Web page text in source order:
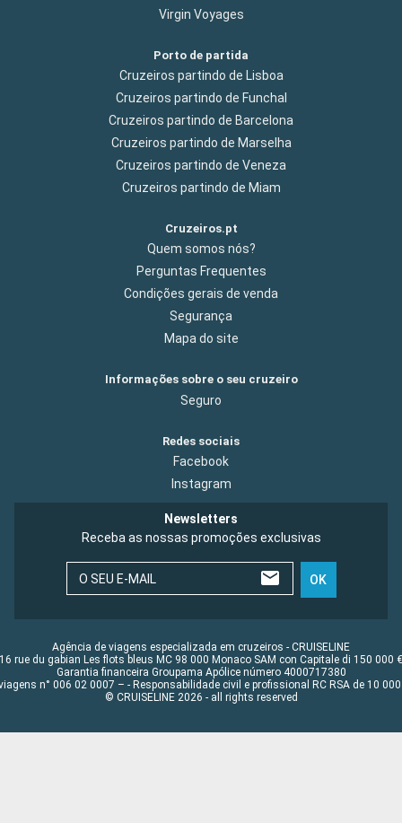
Virgin Voyages
Porto de partida
Cruzeiros partindo de Lisboa
Cruzeiros partindo de Funchal
Cruzeiros partindo de Barcelona
Cruzeiros partindo de Marselha
Cruzeiros partindo de Veneza
Cruzeiros partindo de Miam
Cruzeiros.pt
Quem somos nós?
Perguntas Frequentes
Condições gerais de venda
Segurança
Mapa do site
Informações sobre o seu cruzeiro
Seguro
Redes sociais
Facebook
Instagram
Newsletters
Receba as nossas promoções exclusivas
O SEU E-MAIL OK
Agência de viagens especializada em cruzeiros - CRUISELINE
16 rue du gabian Les flots bleus MC 98 000 Monaco SAM con Capitale di 150 000 €
Garantia financeira Groupama Apólice número 4000717380
n° 006 02 0007 – - Responsabilidade civil e profissional RC RSA de 10 000
© CRUISELINE 2026 - all rights reserved